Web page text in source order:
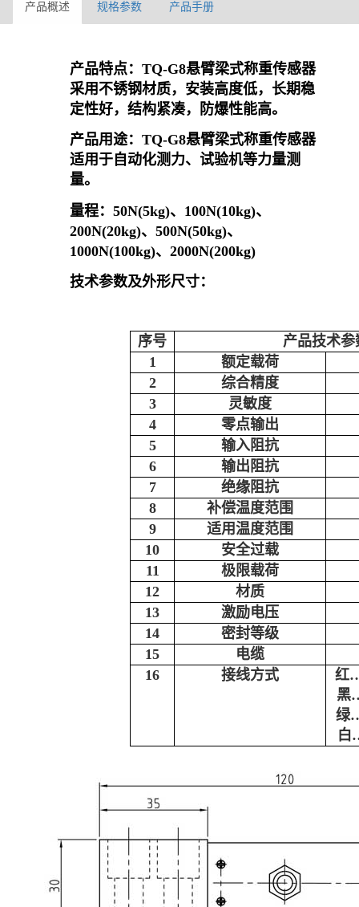
产品概述 规格参数 产品手册
产品特点： TQ-G8悬臂梁式称重传感器
采用不锈钢材质，安装高度低，长期稳
定性好，结构紧凑，防爆性能高。
产品用途： TQ-G8悬臂梁式称重传感器
适用于自动化测力、试验机等力量测
量。
量程： 50N(5kg)、 100N(10kg)、
200N(20kg)、 500N(50kg)、
1000N(100kg)、 2000N(200kg)
技术参数及外形尺寸：
序号
产品技术参
1
额定载荷
2
综合精度
3
灵敏度
4
零点输出
5
输入阻抗
6
输出阻抗
7
绝缘阻抗
8
补偿温度范围
9
适用温度范围
10
安全过载
11
极限载荷
12
材质
13
激励电压
14
密封等级
15
电缆
16
接线方式
红